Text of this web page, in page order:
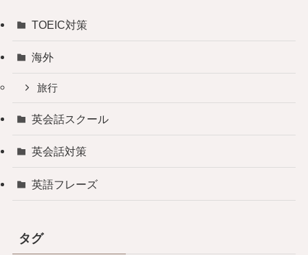
TOEIC対策
海外
旅行
英会話スクール
英会話対策
英語フレーズ
タグ